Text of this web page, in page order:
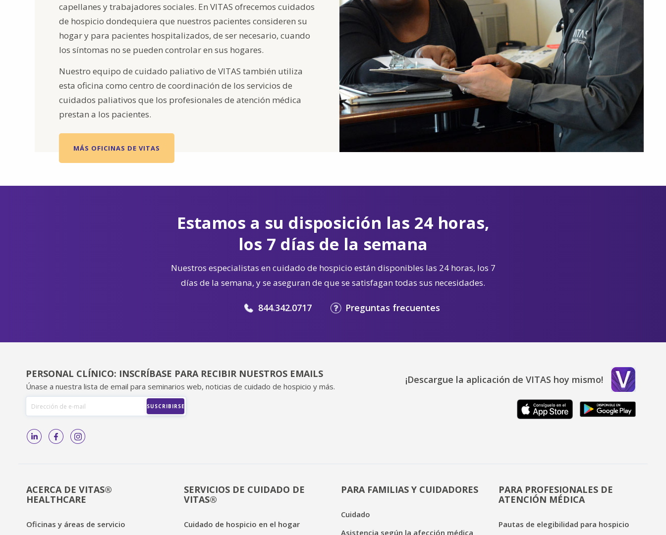
capellanes y trabajadores sociales. En VITAS ofrecemos cuidados
de hospicio dondequiera que nuestros pacientes consideren su
hogar y para pacientes hospitalizados, de ser necesario, cuando
los síntomas no se pueden controlar en sus hogares.
Nuestro equipo de cuidado paliativo de VITAS también utiliza
esta oficina como centro de coordinación de los servicios de
cuidados paliativos que los profesionales de atención médica
prestan a los pacientes.
MÁS OFICINAS DE VITAS
Estamos a su disposición las 24 horas,
los 7 días de la semana
Nuestros especialistas en cuidado de hospicio están disponibles las 24 horas, los 7
días de la semana, y se aseguran de que se satisfagan todas sus necesidades.
844.342.0717 Preguntas frecuentes
PERSONAL CLÍNICO: INSCRÍBASE PARA RECIBIR NUESTROS EMAILS
Únase a nuestra lista de email para seminarios web, noticias de cuidado de hospicio y más.
¡Descargue la aplicación de VITAS hoy mismo!
ACERCA DE VITAS®
HEALTHCARE
Oficinas y áreas de servicio
SERVICIOS DE CUIDADO DE
VITAS®
Cuidado de hospicio en el hogar
PARA FAMILIAS Y CUIDADORES
Cuidado
Asistencia según la afección médica
PARA PROFESIONALES DE
ATENCIÓN MÉDICA
Pautas de elegibilidad para hospicio